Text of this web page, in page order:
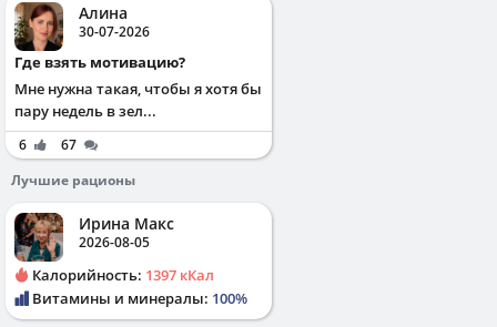
Алина
30-07-2026
Где взять мотивацию?
Мне нужна такая, чтобы я хотя бы
пару недель в зел...
6
67
Лучшие рационы
Ирина Макс
2026-08-05
Калорийность: 1397 кКал
Витамины и минералы: 100%